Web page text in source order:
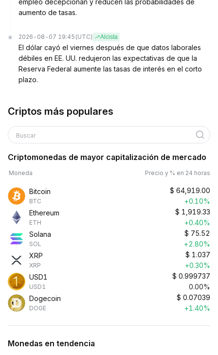
empleo decepcionan y reducen las probabilidades de
aumento de tasas.
2026-08-07 19:45 (UTC) Alcista
El dólar cayó el viernes después de que datos laborales
débiles en EE. UU. redujeron las expectativas de que la
Reserva Federal aumente las tasas de interés en el corto
plazo.
Criptos más populares
Buscar
Criptomonedas de mayor capitalización de mercado
Moneda Precio y % en 24 horas
Bitcoin
BTC
$ 64,919.00
+0.10%
Ethereum
ETH
$ 1,919.33
+0.40%
Solana
SOL
$ 75.52
+2.80%
XRP
XRP
$ 1.037
+0.30%
USD1
USD1
$ 0.999737
0.00%
Dogecoin
DOGE
$ 0.07039
+1.40%
Monedas en tendencia